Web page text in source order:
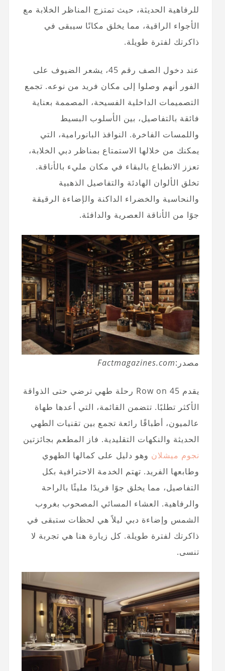
للرفاهية الحديثة، حيث تمتزج المناظر الخلابة مع
الأجواء الراقية، مما يخلق مكانًا سيبقى في
ذاكرتك لفترة طويلة.
عند دخول الصف رقم 45، يشعر الضيوف على
الفور أنهم وصلوا إلى مكان فريد من نوعه. تجمع
التصميمات الداخلية الفسيحة، المصممة بعناية
فائقة بالتفاصيل، بين الأسلوب البسيط
واللمسات الفاخرة. النوافذ البانورامية، التي
يمكنك من خلالها الاستمتاع بمناظر دبي الخلابة،
تعزز الانطباع بالبقاء في مكان مليء بالأناقة.
تخلق الألوان الهادئة والتفاصيل الذهبية
والنحاسية والخضراء الداكنة والإضاءة الرقيقة
جوًا من الأناقة العصرية والدافئة.
مصدر:Factmagazines.com
يقدم Row on 45 رحلة طهي ترضي حتى الذواقة
الأكثر تطلبًا. تتضمن القائمة، التي أعدها طهاة
عالميون، أطباقًا رائعة تجمع بين تقنيات الطهي
الحديثة والنكهات التقليدية. فاز المطعم بجائزتين
نجوم ميشلان وهو دليل على كمالها الطهوي
وطابعها الفريد. تهتم الخدمة الاحترافية بكل
التفاصيل، مما يخلق جوًا فريدًا مليئًا بالراحة
والرفاهية. العشاء المسائي المصحوب بغروب
الشمس وإضاءة دبي ليلاً هي لحظات ستبقى في
ذاكرتك لفترة طويلة. كل زيارة هنا هي تجربة لا
تنسى.